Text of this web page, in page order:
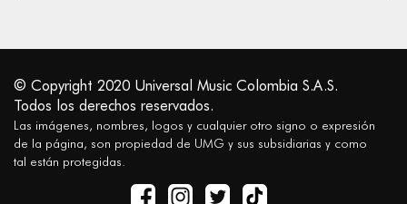
© Copyright 2020 Universal Music Colombia S.A.S.
Todos los derechos reservados.
Las imágenes, nombres, logos y cualquier otro signo o expresión
de la página, son propiedad de UMG y sus subsidiarias y como
tal están protegidas.